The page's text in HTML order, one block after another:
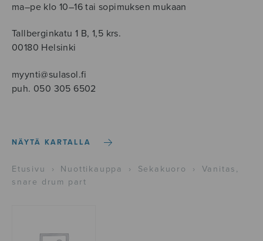
ma–pe klo 10–16 tai sopimuksen mukaan
Tallberginkatu 1 B, 1,5 krs.
00180 Helsinki
myynti@sulasol.fi
puh. 050 305 6502
NÄYTÄ KARTALLA
Etusivu › Nuottikauppa › Sekakuoro ›
Vanitas,
snare drum part